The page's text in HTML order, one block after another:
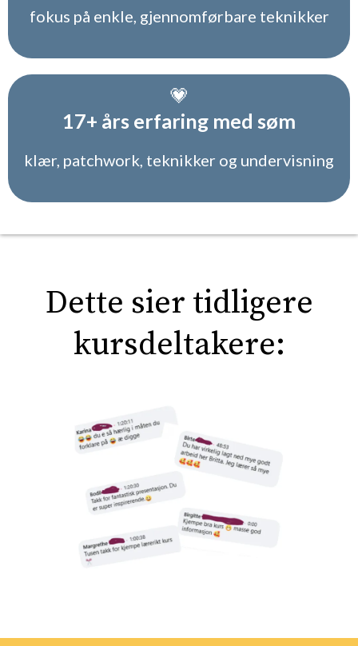
fokus på enkle, gjennomførbare teknikker
💗
17+ års erfaring med søm
klær, patchwork, teknikker og undervisning
Dette sier tidligere
kursdeltakere: